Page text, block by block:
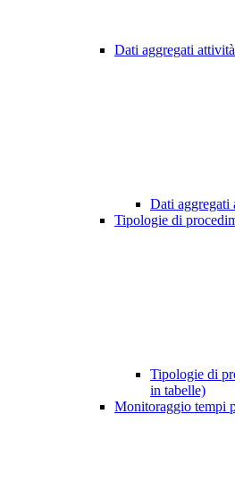
Dati aggregati
Dati aggregati
Tipologie di
Tipologie di
in tabelle)
Monitoraggio tempi